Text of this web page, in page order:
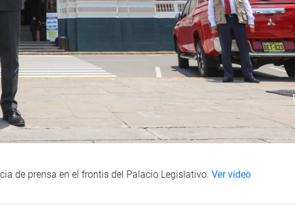
de prensa en el frontis del Palacio Legislativo. Ver vídeo